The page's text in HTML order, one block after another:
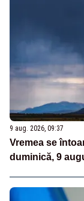
9 aug. 2026, 09:37
Vremea se
duminică, 9